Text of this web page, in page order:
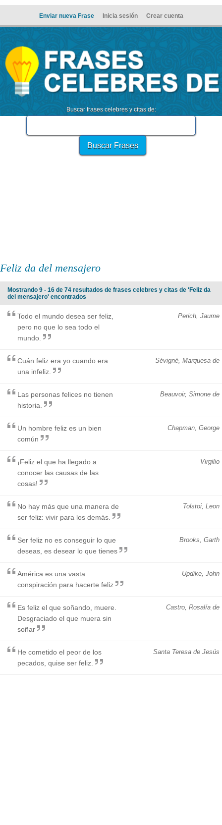
Enviar nueva Frase Inicia sesión Crear cuenta
Buscar frases celebres y citas de:
Feliz da del mensajero
Mostrando 9 - 16 de 74 resultados de frases celebres y citas de 'Feliz da
del mensajero' encontrados
Perich, Jaume
Todo el mundo desea ser feliz,
pero no que lo sea todo el
mundo.
Sévigné, Marquesa de
Cuán feliz era yo cuando era
una infeliz.
Beauvoir, Simone de
Las personas felices no tienen
historia.
Chapman, George
Un hombre feliz es un bien
común
Virgilio
¡Feliz el que ha llegado a
conocer las causas de las
cosas!
Tolstoi, Leon
No hay más que una manera de
ser feliz: vivir para los demás.
Brooks, Garth
Ser feliz no es conseguir lo que
deseas, es desear lo que tienes
Updike, John
América es una vasta
conspiración para hacerte feliz
Castro, Rosalía de
Es feliz el que soñando, muere.
Desgraciado el que muera sin
soñar
Santa Teresa de Jesús
He cometido el peor de los
pecados, quise ser feliz.